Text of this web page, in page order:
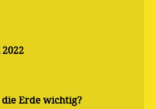
Erde wichtig?